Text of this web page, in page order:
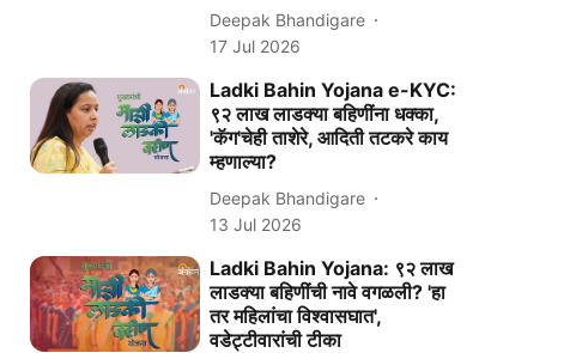
Deepak Bhandigare
17 Jul 2026
Ladki Bahin Yojana e-KYC:
९२ लाख लाडक्या बहिणींना धक्का,
'कॅग'चेही ताशेरे, आदिती तटकरे काय
म्हणाल्या?
Deepak Bhandigare
13 Jul 2026
Ladki Bahin Yojana: ९२ लाख
लाडक्या बहिणींची नावे वगळली? 'हा
तर महिलांचा विश्वासघात',
वडेट्टीवारांची टीका